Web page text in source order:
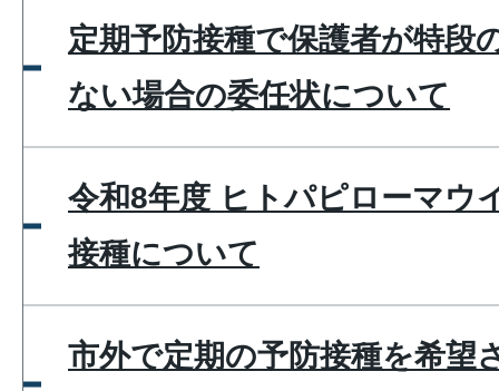
定期予防接種で保護者が特段
ない場合の委任状について
令和8年度 ヒトパピローマウ
接種について
市外で定期の予防接種を希望